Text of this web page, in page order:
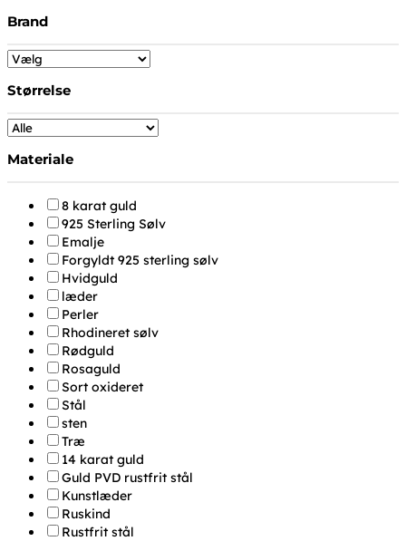
Brand
Størrelse
Materiale
8 karat guld
925 Sterling Sølv
Emalje
Forgyldt 925 sterling sølv
Hvidguld
læder
Perler
Rhodineret sølv
Rødguld
Rosaguld
Sort oxideret
Stål
sten
Træ
14 karat guld
Guld PVD rustfrit stål
Kunstlæder
Ruskind
Rustfrit stål